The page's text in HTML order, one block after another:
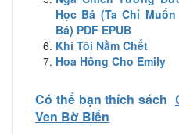
Học Bá (Ta Chỉ
Bá) PDF EPUB
Khi Tôi Nằm Chết
Hoa Hồng Cho Emily
Có thể bạn thích sách
Ven Bờ Biển